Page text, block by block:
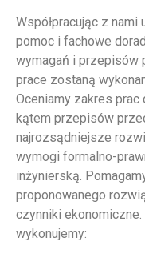
Współpracując z
pomoc i fachowe
wymagań i przepisów
prace zostaną
Oceniamy zakres prac
kątem przepisów
najrozsądniejsze
wymogi formalno-
inżynierską.
proponowanego
czynniki ekonomiczne.
wykonujemy: